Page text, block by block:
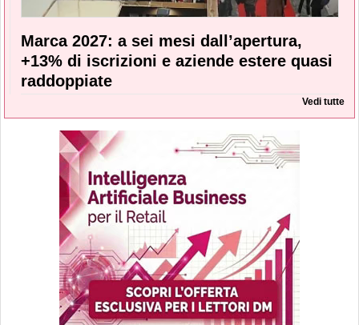
Marca 2027: a sei mesi dall’apertura,
+13% di iscrizioni e aziende estere quasi
raddoppiate
Vedi tutte